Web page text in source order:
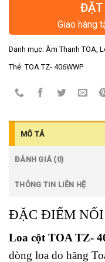
ĐẶT
Giao hàng
Danh mục: Âm Thanh TOA,
Thẻ: TOA TZ- 406WWP
MÔ TẢ
ĐÁNH GIÁ (0)
THÔNG TIN LIÊN HỆ
ĐẶC ĐIỂM
Loa cột TOA TZ-
dòng loa do hãng